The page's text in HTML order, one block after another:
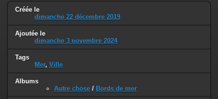
Créée le
dimanche 22 décembre 2019
Ajoutée le
dimanche 3 novembre 2024
Tags
Mer, Ville
Albums
Autre chose / Bords de mer